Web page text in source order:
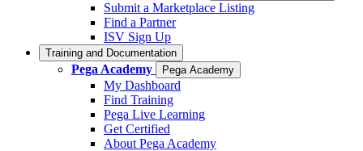
Submit a Marketplace Listing
Find a Partner
ISV Sign Up
Training and Documentation
Pega Academy Pega Academy
My Dashboard
Find Training
Pega Live Learning
Get Certified
About Pega Academy